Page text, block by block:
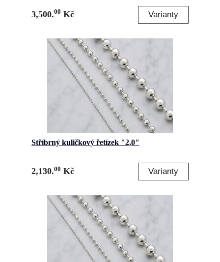
3,500.00 Kč
Stříbrný kuličkový řetízek "2,0"
2,130.00 Kč